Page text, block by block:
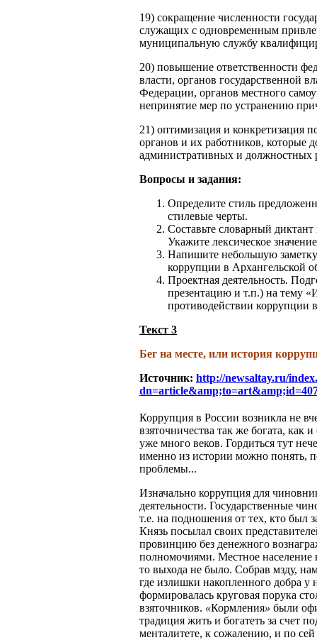
19) сокращение численности
служащих с одновременным
муниципальную службу
20) повышение ответственности
власти, органов государственной
Федерации, органов местного
непринятие мер по устранению
21) оптимизация и конкретизация
органов и их работников, которые
административных и должностных
Вопросы и задания:
Определите стиль
стилевые черты.
Составьте словарный
Укажите лексическое
Напишите небольшую
коррупции в Архангельской
Проектная деятельность.
презентацию и т.п.) на тему
противодействии коррупции
Текст 3
Бег на месте, или история
Источник: http://newsaltay.ru/
Коррупция в России возникла не
взяточничества так же богата, как
уже много веков. Гордиться тут
именно из истории можно понять,
проблемы...
Изначально коррупция для
деятельности. Государственные
т.е. на подношения от тех, кто был
Князь посылал своих
провинцию без денежного
полномочиями. Местное население
то выхода не было. Собрав мзду,
где излишки накопленного добра
формировалась круговая порука
взяточников. «Кормления» были
традиция жить и богатеть за счет
менталитете, к сожалению, и по сей